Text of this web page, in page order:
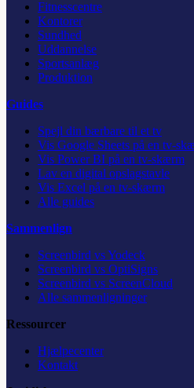
Fitnesscentre
Kontorer
Sundhed
Uddannelse
Sportsanlæg
Produktion
Guides
Spejl din bærbare til et tv
Vis Google Sheets på en tv-
Vis Power BI på en tv-skærm
Lav en digital opslagstavle
Vis Excel på en tv-skærm
Alle guides
Sammenlign
Screenbird vs Yodeck
Screenbird vs OptiSigns
Screenbird vs ScreenCloud
Alle sammenligninger
Ressourcer
Hjælpecenter
Kontakt